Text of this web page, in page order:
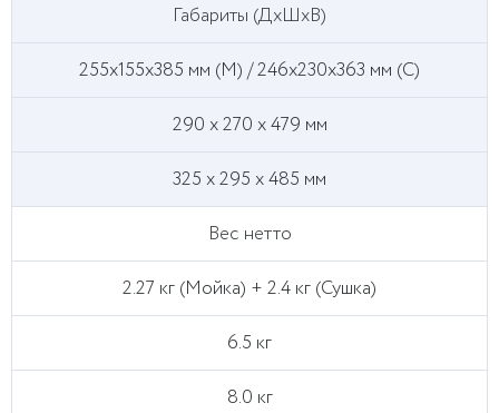
Габариты (ДхШхВ)
255x155x385 мм (М) / 246x230x363 мм (С)
290 x 270 x 479 мм
325 x 295 x 485 мм
Вес нетто
2.27 кг (Мойка) + 2.4 кг (Сушка)
6.5 кг
8.0 кг